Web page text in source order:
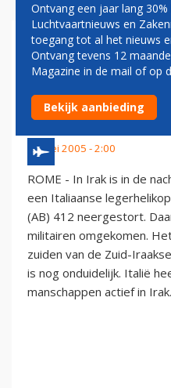
ITALIAANSE
STORT NEER
DODEN (VIDEO)
31 mei 2005 - 2:00
ROME - In Irak is in de
een Italiaanse
(AB) 412 neergestort.
militairen omgekomen.
zuiden van de Zuid-
is nog onduidelijk. Italië
manschappen actief in Irak.
Ontvang een jaar lang
Luchtvaartnieuws en
toegang tot al het nieuws
Ontvang tevens 12
Magazine in de mail of op
Bekijk aanbieding